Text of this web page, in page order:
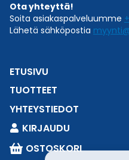
Ota yhteyttä!
Soita asiakaspalveluumme
Lähetä sähköpostia
ETUSIVU
TUOTTEET
YHTEYSTIEDOT
KIRJAUDU
OSTOSKORI